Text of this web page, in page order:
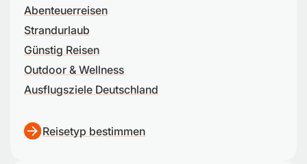
Abenteuerreisen
Strandurlaub
Günstig Reisen
Outdoor & Wellness
Ausflugsziele Deutschland
Reisetyp bestimmen